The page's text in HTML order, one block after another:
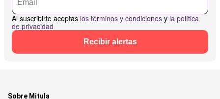
Al suscribirte aceptas los términos y condiciones y la política
de privacidad
Recibir alertas
Sobre Mitula